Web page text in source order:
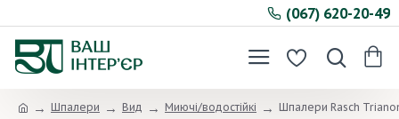
(067) 620-20-49
Шпалери Вид Миючі/водостійкі Шпалери Rasch